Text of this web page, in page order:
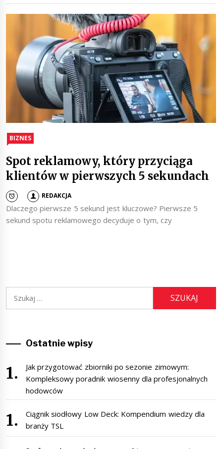
BIZNES
Spot reklamowy, który przyciąga
klientów w pierwszych 5 sekundach
REDAKCJA
Dlaczego pierwsze 5 sekund jest kluczowe? Pierwsze 5
sekund spotu reklamowego decyduje o tym, czy
Ostatnie wpisy
Jak przygotować zbiorniki po sezonie zimowym:
Kompleksowy poradnik wiosenny dla profesjonalnych
hodowców
Ciągnik siodłowy Low Deck: Kompendium wiedzy dla
branży TSL